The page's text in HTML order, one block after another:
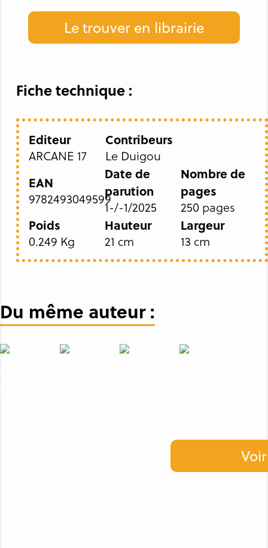
Le trouver en librairie
Fiche technique :
Editeur
ARCANE 17
Contribeurs
Le Duigou
EAN
9782493049599
Date de
parution
1-/-1/2025
Nombre de
pages
250 pages
Poids
0.249 Kg
Hauteur
21 cm
Largeur
13 cm
Du même auteur :